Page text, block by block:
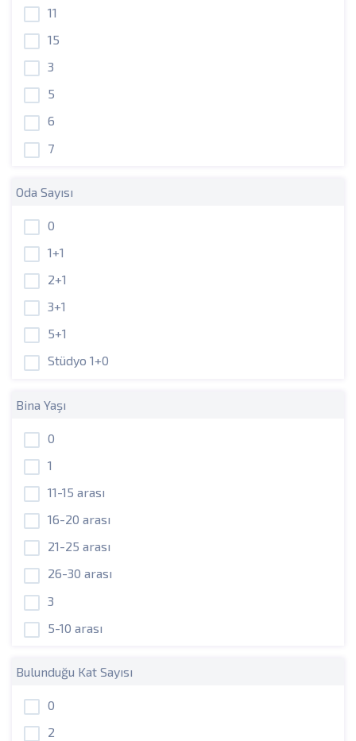
11
15
3
5
6
7
Oda Sayısı
0
1+1
2+1
3+1
5+1
Stüdyo 1+0
Bina Yaşı
0
1
11-15 arası
16-20 arası
21-25 arası
26-30 arası
3
5-10 arası
Bulunduğu Kat Sayısı
0
2